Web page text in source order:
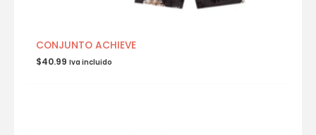
CONJUNTO ACHIEVE
$40.99 Iva incluido